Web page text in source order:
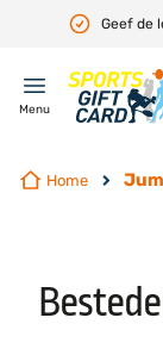
Geef de
Menu
Home